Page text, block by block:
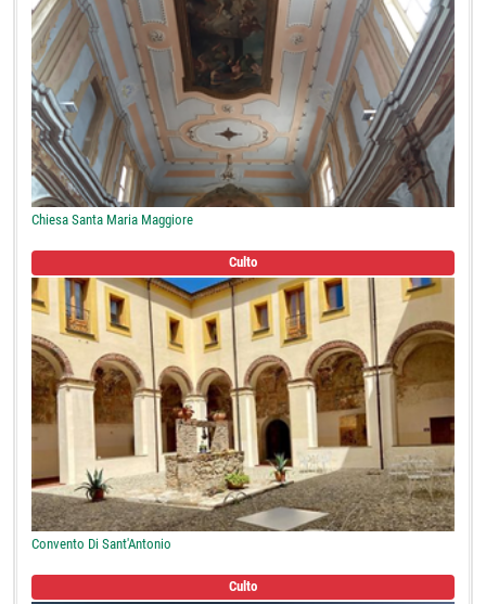
Chiesa Santa Maria Maggiore
Culto
Convento Di Sant'Antonio
Culto